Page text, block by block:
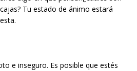
Tu estado de ánimo estará
e inseguro. Es posible que estés